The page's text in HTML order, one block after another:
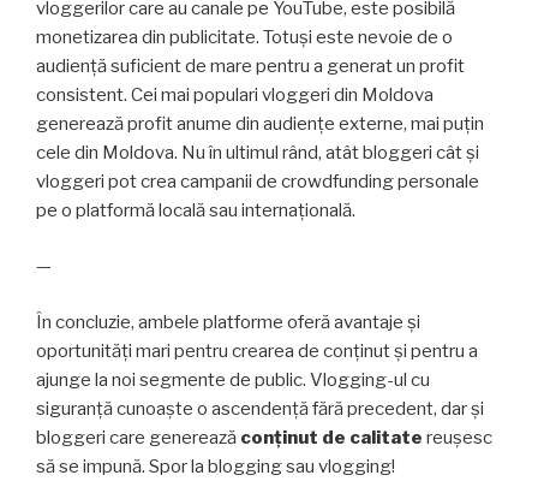
vloggerilor care au canale pe YouTube, este posibilă
monetizarea din publicitate. Totuși este nevoie de o
audiență suficient de mare pentru a generat un profit
consistent. Cei mai populari vloggeri din Moldova
generează profit anume din audiențe externe, mai puțin
cele din Moldova. Nu în ultimul rând, atât bloggeri cât și
vloggeri pot crea campanii de crowdfunding personale
pe o platformă locală sau internațională.
—
În concluzie, ambele platforme oferă avantaje și
oportunități mari pentru crearea de conținut și pentru a
ajunge la noi segmente de public. Vlogging-ul cu
siguranță cunoaște o ascendență fără precedent, dar și
bloggeri care generează conținut de calitate reușesc
să se impună. Spor la blogging sau vlogging!